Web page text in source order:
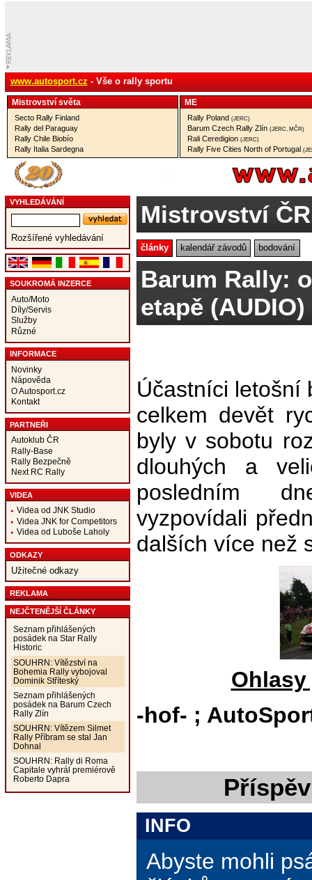
www.autosport.cz - Vše o rally sportu
Mistrovství­ světa
Secto Rally Finland
Rally del Paraguay
Rally Chile Biobío
Rally Italia Sardegna
ME
Rally Poland (JERC)
Barum Czech Rally Zlín (JERC, MČR)
Rali Ceredigion (JERC)
Rally Five Cities North of Portugal
VYHLEDÁVÁNÍ
Rozšířené vyhledávání
SOUKROMÁ INZERCE
Auto/Moto
Díly/Servis
Služby
Různé
INFORMACE
Novinky
Nápověda
O Autosport.cz
Kontakt
PARTNEŘI
Autoklub ČR
Rally-Base
Rally Bezpečně
Next RC Rally
VIDEA
Videa od JNK Studio
Videa JNK for Competitors
Videa od Luboše Laholy
ODKAZY
Užitečné odkazy
REKLAMA
NEJČTENĚJŠÍ ČLÁNKY
Seznam přihlášených
posádek na Star Rally
Historic
SOUHRN: Vítězství na
Bohemia Rally vybojoval
Dominik Stříteský
Seznam přihlášených
posádek na Barum Czech
Rally Zlín
SOUHRN: Vítězem Silmet
Rally Příbram se stal Jan
Dohnal
SOUHRN: Rally di Roma
Capitale vyhrál premiérově
Roberto Dapra
Mistrovství
články kalendář závodů bodování
Barum Rally:
etapě (AUDIO)
Účastníci letošní
celkem devět
byly v sobotu
dlouhých a
posledním
vyzpovídali
dalších více než
Ohlasy
-hof- ;
INFO
Abyste mohli